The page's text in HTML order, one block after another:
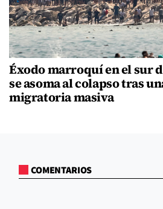
Éxodo marroquí en el sur
se asoma al colapso tras
migratoria masiva
COMENTARIOS